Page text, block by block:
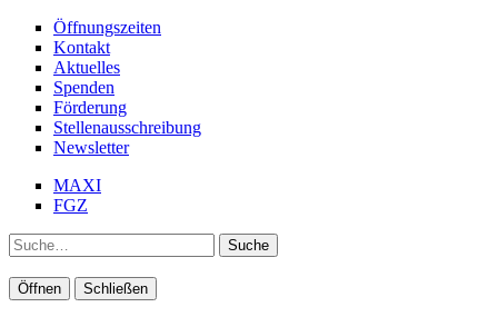
Öffnungszeiten
Kontakt
Aktuelles
Spenden
Förderung
Stellenausschreibung
Newsletter
MAXI
FGZ
Suche
Öffnen Schließen